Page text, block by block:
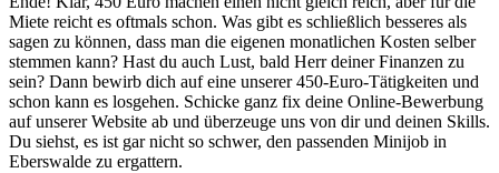
Miete reicht es oftmals schon. Was gibt es schließlich besseres als
sagen zu können, dass man die eigenen monatlichen Kosten selber
stemmen kann? Hast du auch Lust, bald Herr deiner Finanzen zu
sein? Dann bewirb dich auf eine unserer 450-Euro-Tätigkeiten und
schon kann es losgehen. Schicke ganz fix deine Online-Bewerbung
auf unserer Website ab und überzeuge uns von dir und deinen Skills.
Du siehst, es ist gar nicht so schwer, den passenden Minijob in
Eberswalde zu ergattern.